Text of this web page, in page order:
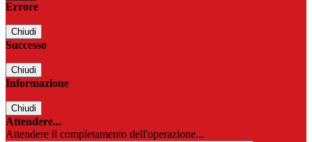
Errore
Chiudi
Successo
Chiudi
Informazione
Chiudi
Attendere...
Attendere il completamento dell'operazione...